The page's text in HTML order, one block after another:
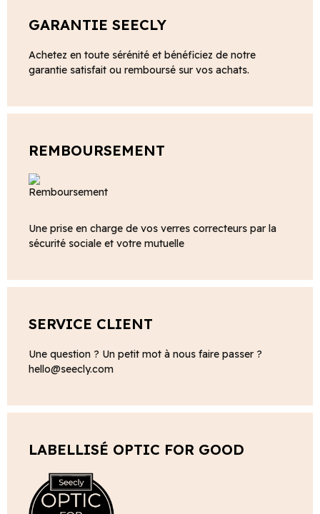
GARANTIE SEECLY
Achetez en toute sérénité et bénéficiez de notre
garantie satisfait ou remboursé sur vos achats.
REMBOURSEMENT
Une prise en charge de vos verres correcteurs par la
sécurité sociale et votre mutuelle
SERVICE CLIENT
Une question ? Un petit mot à nous faire passer ?
hello@seecly.com
LABELLISÉ OPTIC FOR GOOD